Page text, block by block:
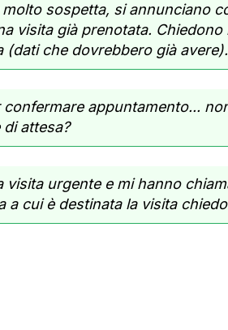
molto sospetta, si annunciano
visita già prenotata.
(dati che dovrebbero già avere).
confermare appuntamento...
attesa?
visita urgente e mi hanno
a cui è destinata la visita